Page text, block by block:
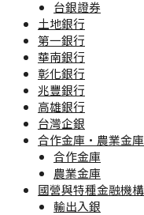
台銀證券
土地銀行
第一銀行
華南銀行
彰化銀行
兆豐銀行
高雄銀行
台灣企銀
合作金庫·農業金庫
合作金庫
農業金庫
國營與特種金融機構
輸出入銀